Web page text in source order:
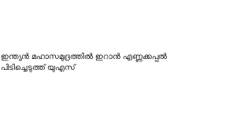
ഇന്ത്യൻ മഹാസമുദ്രത്തിൽ ഇറാൻ എണ്ണക്കപ്പൽ
പിടിച്ചെടുത്ത് യുഎസ്